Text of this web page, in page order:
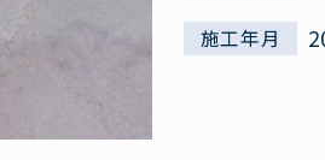
施工年月